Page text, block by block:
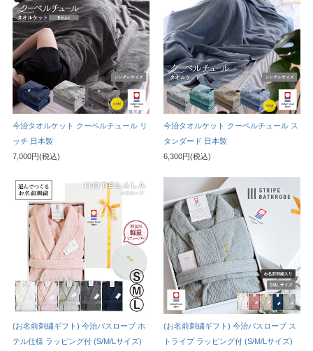
今治タオルケット クーベルチュール リ
ッチ 日本製
7,000円(税込)
今治タオルケット クーベルチュール ス
タンダード 日本製
6,300円(税込)
(お名前刺繍ギフト) 今治バスローブ ホ
テル仕様 ラッピング付 (S/M/Lサイズ)
(お名前刺繍ギフト) 今治バスローブ ス
トライプ ラッピング付 (S/M/Lサイズ)